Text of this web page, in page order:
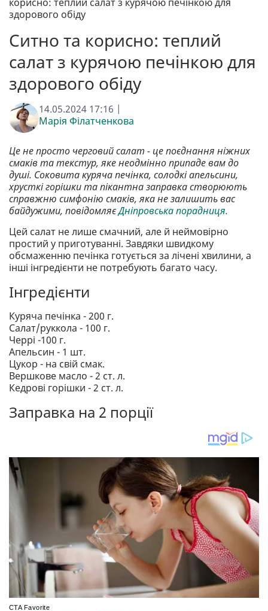
корисно: теплий салат з курячою печінкою для
здорового обіду
Ситно та корисно: теплий
салат з курячою печінкою для
здорового обіду
14.05.2024 17:16 |
Марія Філатченкова
Це не просто черговий салат - це поєднання ніжних
смаків та текстур, яке неодмінно припаде вам до
душі. Соковита куряча печінка, солодкі апельсини,
хрусткі горішки та пікантна заправка створюють
справжню симфонію смаків, яка не залишить вас
байдужими, повідомляєДніпровська порадниця.
Цей салат не лише смачний, але й неймовірно
простий у приготуванні. Завдяки швидкому
обсмаженню печінка готується за лічені хвилини, а
інші інгредієнти не потребують багато часу.
Інгредієнти
Куряча печінка - 200 г.
Салат/руккола - 100 г.
Черрі -100 г.
Апельсин - 1 шт.
Цукор - на свій смак.
Вершкове масло - 2 ст. л.
Кедрові горішки - 2 ст. л.
Заправка на 2 порції